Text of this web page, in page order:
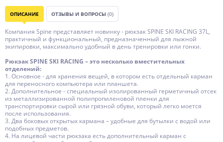
ОПИСАНИЕ ОТЗЫВЫ И ВОПРОСЫ (0)
Компания Spine представляет новинку - рюкзак SPINE SKI RACING 37L,
практичный и функциональный, предназначенный для лыжной
экипировки, максимально удобный в день тренировки или гонки.
Рюкзак SPINE SKI RACING – это несколько вместительных
отделений:
1. Основное - для хранения вещей, в котором есть отдельный карман
для переносного компьютера или планшета.
2. Дополнительное - специальный изолированный герметичный отсек
из металлизированной полипропиленовой пленки для
транспортировки сырой или грязной обуви, который легко моется
после использования.
3. Два боковых открытых кармана – удобные для бутылки с водой или
подобных предметов.
4. На лицевой части рюкзака есть дополнительный карман с